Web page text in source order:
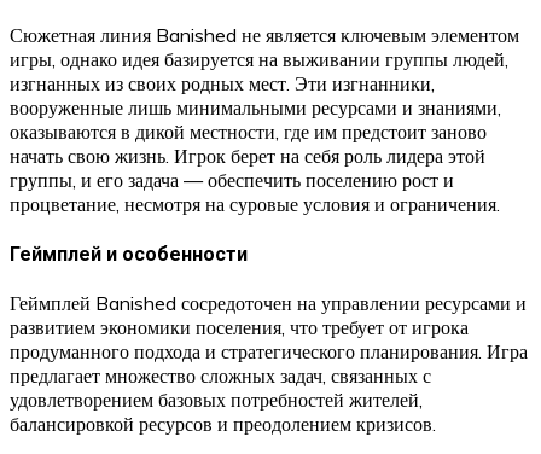
Сюжетная линия Banished не является ключевым элементом
игры, однако идея базируется на выживании группы людей,
изгнанных из своих родных мест. Эти изгнанники,
вооруженные лишь минимальными ресурсами и знаниями,
оказываются в дикой местности, где им предстоит заново
начать свою жизнь. Игрок берет на себя роль лидера этой
группы, и его задача — обеспечить поселению рост и
процветание, несмотря на суровые условия и ограничения.
Геймплей и особенности
Геймплей Banished сосредоточен на управлении ресурсами и
развитием экономики поселения, что требует от игрока
продуманного подхода и стратегического планирования. Игра
предлагает множество сложных задач, связанных с
удовлетворением базовых потребностей жителей,
балансировкой ресурсов и преодолением кризисов.